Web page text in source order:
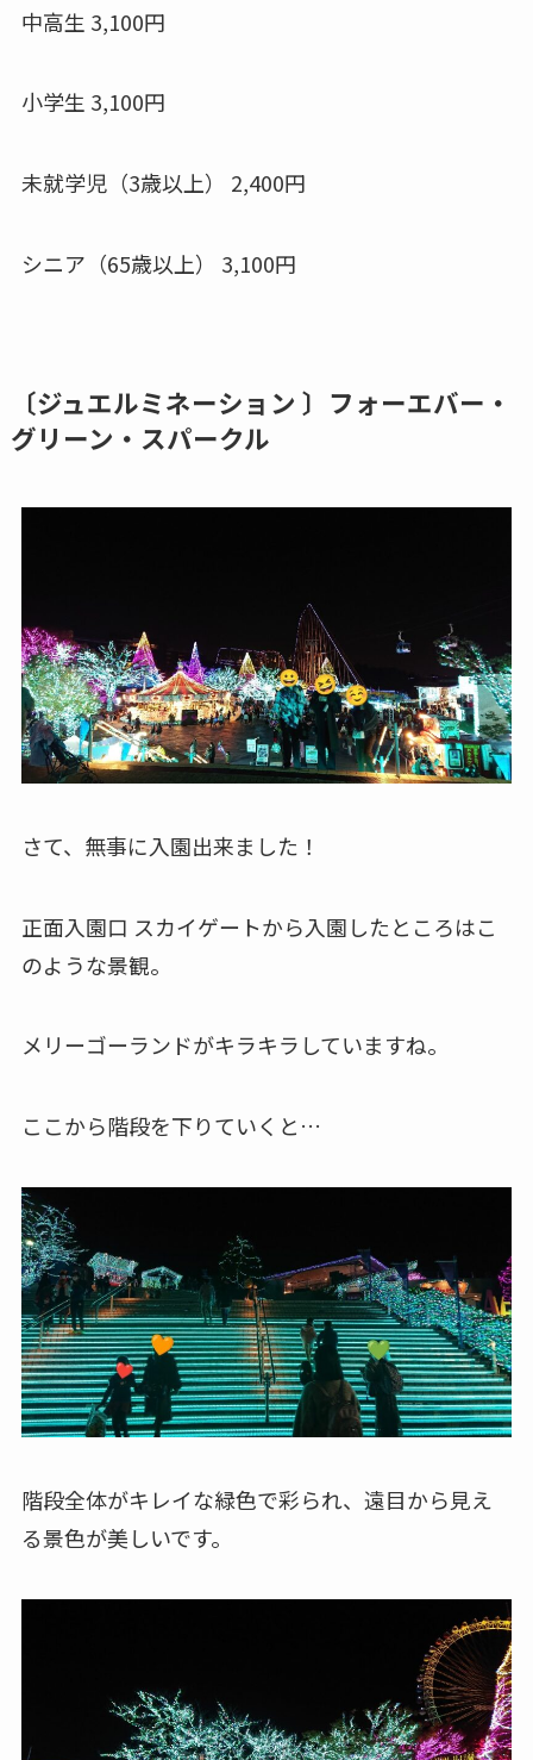
中高生 3,100円
小学生 3,100円
未就学児（3歳以上） 2,400円
シニア（65歳以上） 3,100円
〔ジュエルミネーション 〕フォーエバー・
グリーン・スパークル
さて、無事に入園出来ました！
正面入園口 スカイゲートから入園したところはこ
のような景観。
メリーゴーランドがキラキラしていますね。
ここから階段を下りていくと…
階段全体がキレイな緑色で彩られ、遠目から見え
る景色が美しいです。